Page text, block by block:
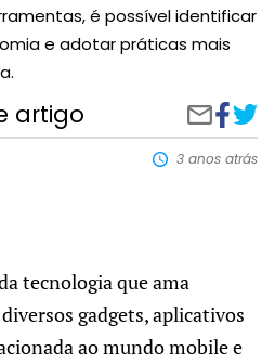
3 anos atrás
é possível identificar
e adotar práticas mais
artigo
por
e-
mail
no para
o
tecnologia que ama
gadgets, aplicativos
ao mundo mobile e